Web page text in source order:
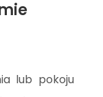
lub pokoju